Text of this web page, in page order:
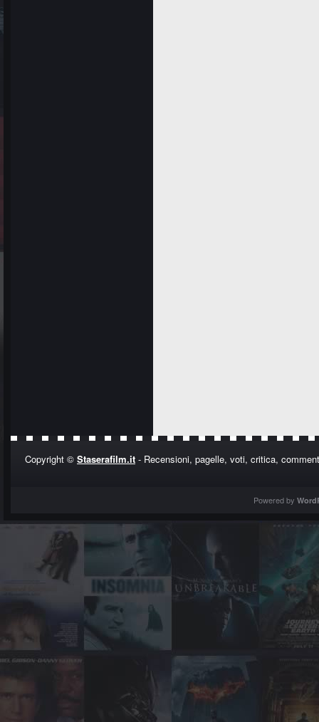
Copyright © Staserafilm.it - Recensioni, pagelle, voti, critica,
Powered by